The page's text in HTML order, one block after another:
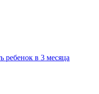
ребенок в 3 месяца